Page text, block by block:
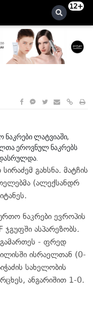
12+
ლატვიაში,
ეროვნულ ნაკრებს
გახსნა. მატჩის
(ალექსანდრ
ნაკრები ევროპის
ჯგუფში ასპარეზობს.
- ფრედ
ისრაელთან (0-
სახელობის
ანგარიშით 1-0.